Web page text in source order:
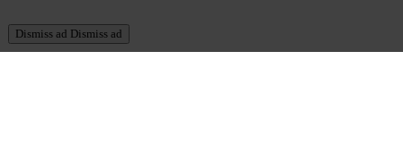
Dismiss ad Dismiss ad